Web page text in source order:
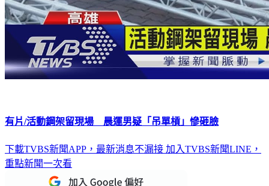
有片/活動鋼架留現場 晨運男疑「吊單槓」慘砸臉
下載TVBS新聞APP，最新消息不漏接 加入TVBS新聞LINE，
重點新聞一次看